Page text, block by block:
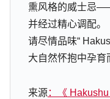
熏风格的威士忌
并经过精心调配。
请尽情品味“
大自然怀抱中孕育
来源 ：《